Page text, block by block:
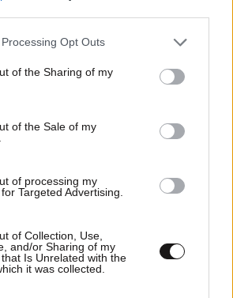
website/app uses one or more Google
or usage behaviour. You may click to
to Google and its third-party tags to
specified purposes in below Google
Opt Outs
of the Sharing of my
of the Sale of my
of processing my
Targeted Advertising.
of Collection, Use,
and/or Sharing of my
Is Unrelated with the
it was collected.
δεν μοιάζει με καμία άλλη
NEWSBEASTστο